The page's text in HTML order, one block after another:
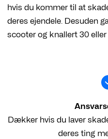
hvis du kommer til at
deres ejendele. Desuden
scooter og knallert 30 eller
Dækker hvis du laver
deres ting